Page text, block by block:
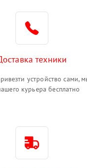
техники
устройство сами,
курьера бесплатно